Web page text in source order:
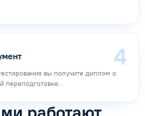
вы получите диплом о
переподготовке.